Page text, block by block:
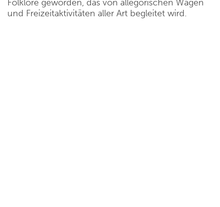
Folklore geworden, das von allegorischen Wagen
und Freizeitaktivitäten aller Art begleitet wird.